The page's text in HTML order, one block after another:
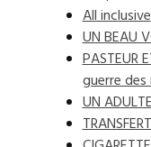
All inclusive
UN BEAU
PASTEUR
guerre
UN